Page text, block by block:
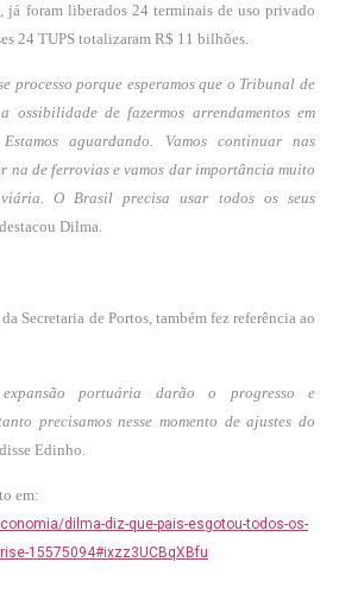
já foram liberados 24 terminais de uso privado
24 TUPS totalizaram R$ 11 bilhões.
processo porque esperamos que o Tribunal de
de fazermos arrendamentos em
aguardando. Vamos continuar nas
na de ferrovias e vamos dar importância muito
O Brasil precisa usar todos os seus
Dilma.
Secretaria de Portos, também fez referência ao
portuária darão o progresso e
precisamos nesse momento de ajustes do
Edinho.
em:
dilma-diz-que-pais-esgotou-todos-os-
15575094#ixzz3UCBqXBfu